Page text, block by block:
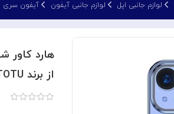
لوازم جانبی اپل لوازم جانبی آیفون آیفون سری 13
از برند TOTU برای آیفون 13